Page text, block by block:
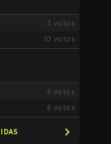
3 votos
10 votos
6 votos
6 votos